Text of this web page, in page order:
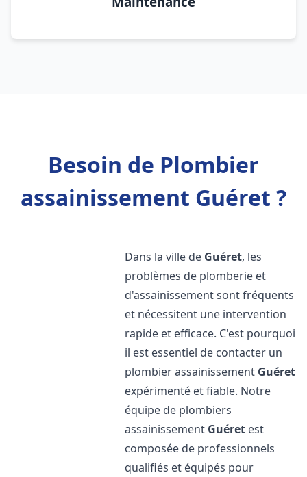
Besoin de Plombier
assainissement Guéret ?
Dans la ville de Guéret, les
problèmes de plomberie et
d'assainissement sont fréquents
et nécessitent une intervention
rapide et efficace. C'est pourquoi
il est essentiel de contacter un
plombier assainissement Guéret
expérimenté et fiable. Notre
équipe de plombiers
assainissement Guéret est
composée de professionnels
qualifiés et équipés pour